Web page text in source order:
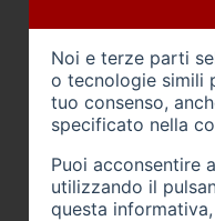
Noi e terze parti
o tecnologie simili
tuo consenso,
specificato nella
Puoi acconsentire
utilizzando il
questa